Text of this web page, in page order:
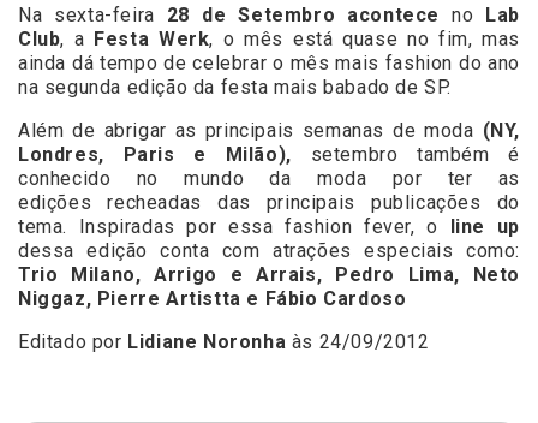
Na sexta-feira 28 de Setembro acontece no Lab
Club, a Festa Werk, o mês está quase no fim, mas
ainda dá tempo de celebrar o mês mais fashion do ano
na segunda edição da festa mais babado de SP.
Além de abrigar as principais semanas de moda (NY,
Londres, Paris e Milão), setembro também é
conhecido no mundo da moda por ter as
edições recheadas das principais publicações do
tema. Inspiradas por essa fashion fever, o
line up
dessa edição conta com atrações especiais como:
Trio Milano, Arrigo e Arrais, Pedro Lima, Neto
Niggaz, Pierre Artistta e Fábio Cardoso
Editado por Lidiane Noronha às 24/09/2012